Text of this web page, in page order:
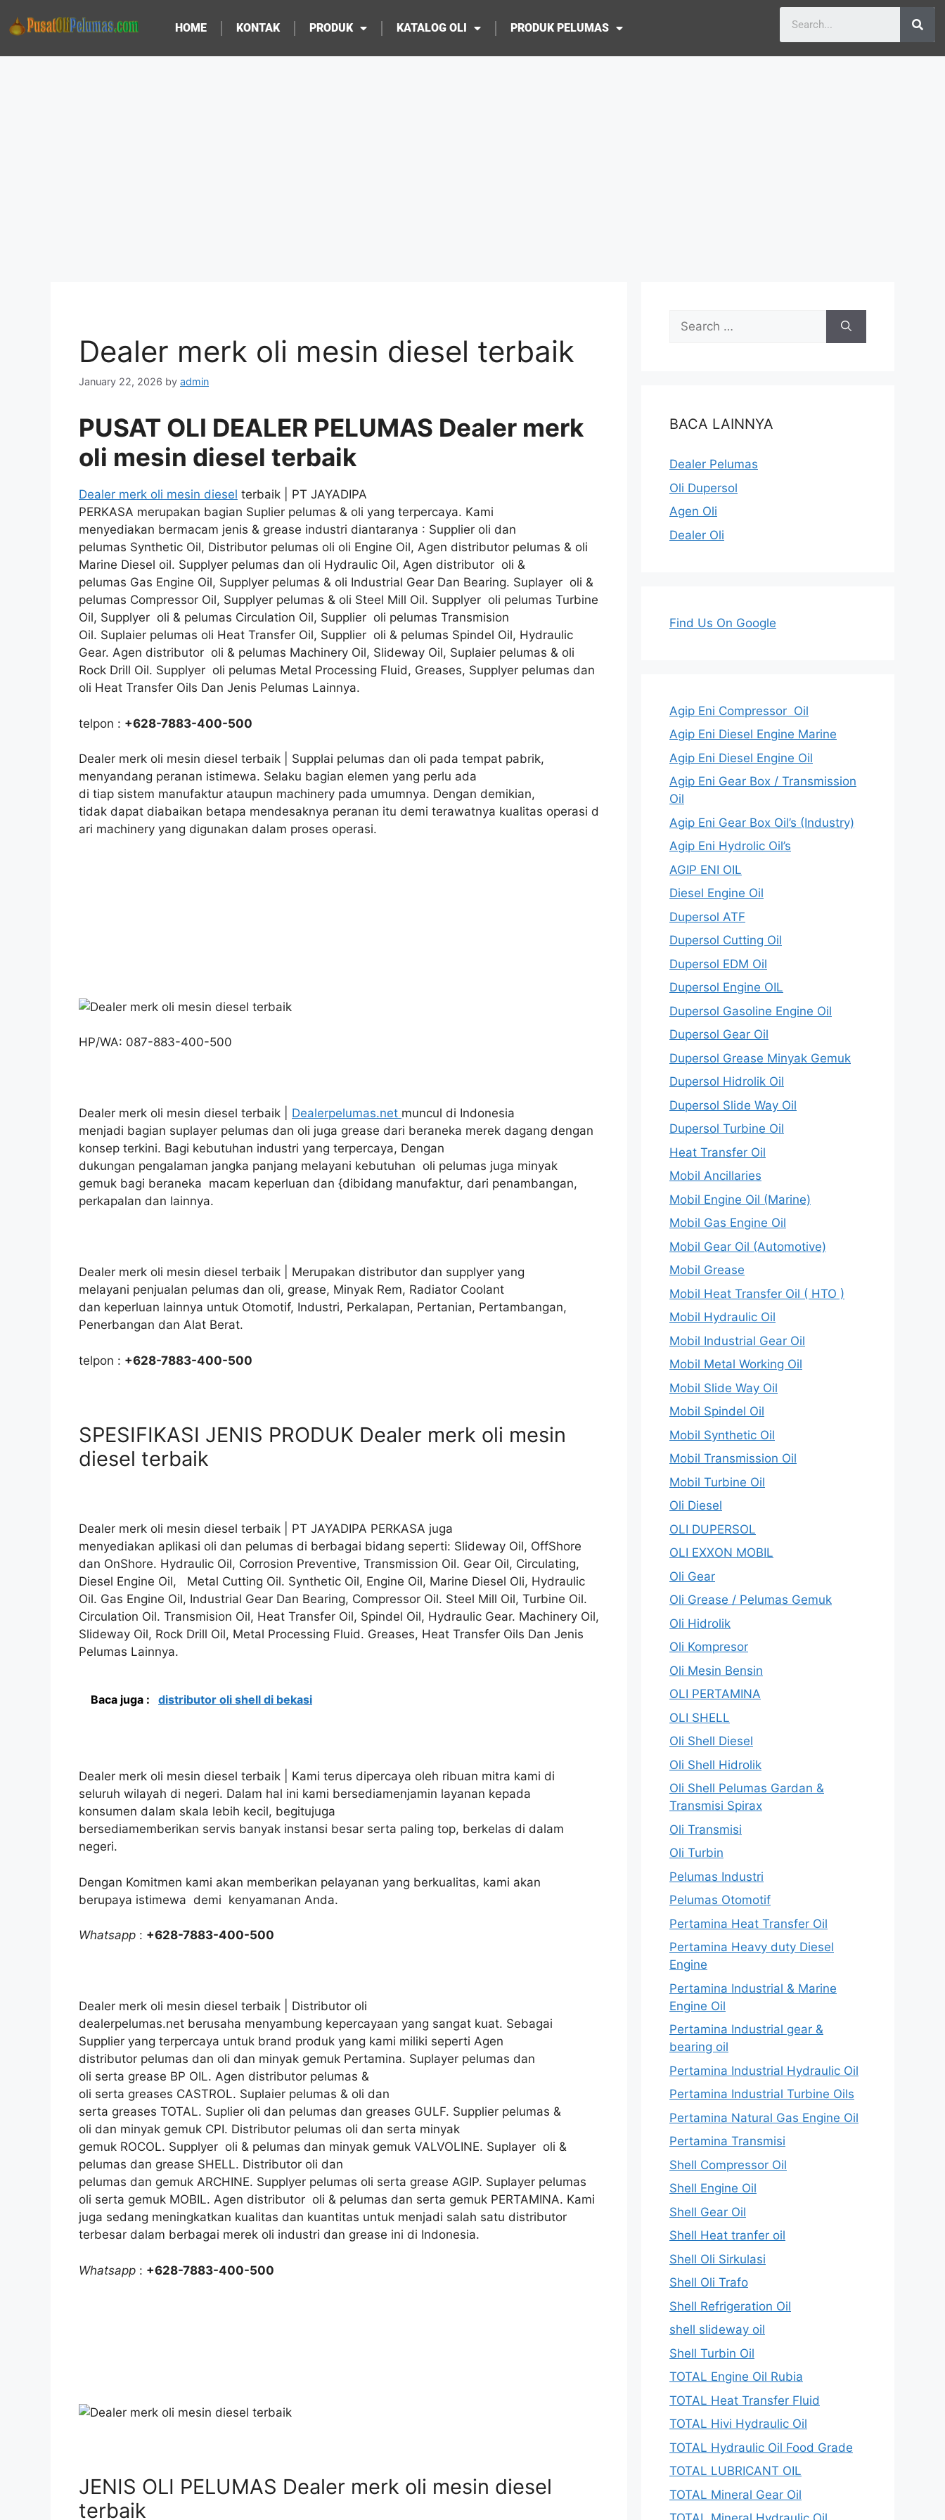
HOME KONTAK PRODUK KATALOG OLI PRODUK PELUMAS
Dealer merk oli mesin diesel terbaik
January 22, 2026 by admin
PUSAT OLI DEALER PELUMAS Dealer merk
oli mesin diesel terbaik
Dealer merk oli mesin diesel terbaik | PT JAYADIPA
PERKASA merupakan bagian Suplier pelumas & oli yang terpercaya. Kami
menyediakan bermacam jenis & grease industri diantaranya : Supplier oli dan
pelumas Synthetic Oil, Distributor pelumas oli oli Engine Oil, Agen distributor pelumas & oli
Marine Diesel oil. Supplyer pelumas dan oli Hydraulic Oil, Agen distributor oli &
pelumas Gas Engine Oil, Supplyer pelumas & oli Industrial Gear Dan Bearing. Suplayer oli &
pelumas Compressor Oil, Supplyer pelumas & oli Steel Mill Oil. Supplyer oli pelumas Turbine
Oil, Supplyer oli & pelumas Circulation Oil, Supplier oli pelumas Transmision
Oil. Suplaier pelumas oli Heat Transfer Oil, Supplier oli & pelumas Spindel Oil, Hydraulic
Gear. Agen distributor oli & pelumas Machinery Oil, Slideway Oil, Suplaier pelumas & oli
Rock Drill Oil. Supplyer oli pelumas Metal Processing Fluid, Greases, Supplyer pelumas dan
oli Heat Transfer Oils Dan Jenis Pelumas Lainnya.
telpon : +628-7883-400-500
Dealer merk oli mesin diesel terbaik | Supplai pelumas dan oli pada tempat pabrik,
menyandang peranan istimewa. Selaku bagian elemen yang perlu ada
di tiap sistem manufaktur ataupun machinery pada umumnya. Dengan demikian,
tidak dapat diabaikan betapa mendesaknya peranan itu demi terawatnya kualitas operasi d
ari machinery yang digunakan dalam proses operasi.
HP/WA: 087-883-400-500
Dealer merk oli mesin diesel terbaik | Dealerpelumas.net muncul di Indonesia
menjadi bagian suplayer pelumas dan oli juga grease dari beraneka merek dagang dengan
konsep terkini. Bagi kebutuhan industri yang terpercaya, Dengan
dukungan pengalaman jangka panjang melayani kebutuhan oli pelumas juga minyak
gemuk bagi beraneka macam keperluan dan {dibidang manufaktur, dari penambangan,
perkapalan dan lainnya.
Dealer merk oli mesin diesel terbaik | Merupakan distributor dan supplyer yang
melayani penjualan pelumas dan oli, grease, Minyak Rem, Radiator Coolant
dan keperluan lainnya untuk Otomotif, Industri, Perkalapan, Pertanian, Pertambangan,
Penerbangan dan Alat Berat.
telpon : +628-7883-400-500
SPESIFIKASI JENIS PRODUK Dealer merk oli mesin
diesel terbaik
Dealer merk oli mesin diesel terbaik | PT JAYADIPA PERKASA juga
menyediakan aplikasi oli dan pelumas di berbagai bidang seperti: Slideway Oil, OffShore
dan OnShore. Hydraulic Oil, Corrosion Preventive, Transmission Oil. Gear Oil, Circulating,
Diesel Engine Oil, Metal Cutting Oil. Synthetic Oil, Engine Oil, Marine Diesel Oli, Hydraulic
Oil. Gas Engine Oil, Industrial Gear Dan Bearing, Compressor Oil. Steel Mill Oil, Turbine Oil.
Circulation Oil. Transmision Oil, Heat Transfer Oil, Spindel Oil, Hydraulic Gear. Machinery Oil,
Slideway Oil, Rock Drill Oil, Metal Processing Fluid. Greases, Heat Transfer Oils Dan Jenis
Pelumas Lainnya.
Baca juga : distributor oli shell di bekasi
Dealer merk oli mesin diesel terbaik | Kami terus dipercaya oleh ribuan mitra kami di
seluruh wilayah di negeri. Dalam hal ini kami bersediamenjamin layanan kepada
konsumen dalam skala lebih kecil, begitujuga
bersediamemberikan servis banyak instansi besar serta paling top, berkelas di dalam
negeri.
Dengan Komitmen kami akan memberikan pelayanan yang berkualitas, kami akan
berupaya istimewa demi kenyamanan Anda.
Whatsapp : +628-7883-400-500
Dealer merk oli mesin diesel terbaik | Distributor oli
dealerpelumas.net berusaha menyambung kepercayaan yang sangat kuat. Sebagai
Supplier yang terpercaya untuk brand produk yang kami miliki seperti Agen
distributor pelumas dan oli dan minyak gemuk Pertamina. Suplayer pelumas dan
oli serta grease BP OIL. Agen distributor pelumas &
oli serta greases CASTROL. Suplaier pelumas & oli dan
serta greases TOTAL. Suplier oli dan pelumas dan greases GULF. Supplier pelumas &
oli dan minyak gemuk CPI. Distributor pelumas oli dan serta minyak
gemuk ROCOL. Supplyer oli & pelumas dan minyak gemuk VALVOLINE. Suplayer oli &
pelumas dan grease SHELL. Distributor oli dan
pelumas dan gemuk ARCHINE. Supplyer pelumas oli serta grease AGIP. Suplayer pelumas
oli serta gemuk MOBIL. Agen distributor oli & pelumas dan serta gemuk PERTAMINA. Kami
juga sedang meningkatkan kualitas dan kuantitas untuk menjadi salah satu distributor
terbesar dalam berbagai merek oli industri dan grease ini di Indonesia.
Whatsapp : +628-7883-400-500
JENIS OLI PELUMAS Dealer merk oli mesin diesel
terbaik
BACA LAINNYA
Dealer Pelumas
Oli Dupersol
Agen Oli
Dealer Oli
Find Us On Google
Agip Eni Compressor Oil
Agip Eni Diesel Engine Marine
Agip Eni Diesel Engine Oil
Agip Eni Gear Box / Transmission
Oil
Agip Eni Gear Box Oil’s (Industry)
Agip Eni Hydrolic Oil’s
AGIP ENI OIL
Diesel Engine Oil
Dupersol ATF
Dupersol Cutting Oil
Dupersol EDM Oil
Dupersol Engine OIL
Dupersol Gasoline Engine Oil
Dupersol Gear Oil
Dupersol Grease Minyak Gemuk
Dupersol Hidrolik Oil
Dupersol Slide Way Oil
Dupersol Turbine Oil
Heat Transfer Oil
Mobil Ancillaries
Mobil Engine Oil (Marine)
Mobil Gas Engine Oil
Mobil Gear Oil (Automotive)
Mobil Grease
Mobil Heat Transfer Oil ( HTO )
Mobil Hydraulic Oil
Mobil Industrial Gear Oil
Mobil Metal Working Oil
Mobil Slide Way Oil
Mobil Spindel Oil
Mobil Synthetic Oil
Mobil Transmission Oil
Mobil Turbine Oil
Oli Diesel
OLI DUPERSOL
OLI EXXON MOBIL
Oli Gear
Oli Grease / Pelumas Gemuk
Oli Hidrolik
Oli Kompresor
Oli Mesin Bensin
OLI PERTAMINA
OLI SHELL
Oli Shell Diesel
Oli Shell Hidrolik
Oli Shell Pelumas Gardan &
Transmisi Spirax
Oli Transmisi
Oli Turbin
Pelumas Industri
Pelumas Otomotif
Pertamina Heat Transfer Oil
Pertamina Heavy duty Diesel
Engine
Pertamina Industrial & Marine
Engine Oil
Pertamina Industrial gear &
bearing oil
Pertamina Industrial Hydraulic Oil
Pertamina Industrial Turbine Oils
Pertamina Natural Gas Engine Oil
Pertamina Transmisi
Shell Compressor Oil
Shell Engine Oil
Shell Gear Oil
Shell Heat tranfer oil
Shell Oli Sirkulasi
Shell Oli Trafo
Shell Refrigeration Oil
shell slideway oil
Shell Turbin Oil
TOTAL Engine Oil Rubia
TOTAL Heat Transfer Fluid
TOTAL Hivi Hydraulic Oil
TOTAL Hydraulic Oil Food Grade
TOTAL LUBRICANT OIL
TOTAL Mineral Gear Oil